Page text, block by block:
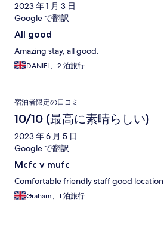
2023 年 1 月 3 日
Google で翻訳
All good
Amazing stay, all good.
DANIEL、2 泊旅行
宿泊者限定の口コミ
10/10 (最高に素晴らしい)
2023 年 6 月 5 日
Google で翻訳
Mcfc v mufc
Comfortable friendly staff good location
Graham、1 泊旅行